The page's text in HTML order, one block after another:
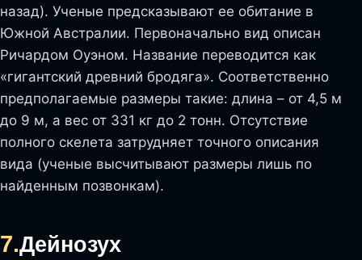
назад). Ученые предсказывают ее обитание в
Южной Австралии. Первоначально вид описан
Ричардом Оуэном. Название переводится как
«гигантский древний бродяга». Соответственно
предполагаемые размеры такие: длина – от 4,5 м
до 9 м, а вес от 331 кг до 2 тонн. Отсутствие
полного скелета затрудняет точного описания
вида (ученые высчитывают размеры лишь по
найденным позвонкам).
7.Дейнозух